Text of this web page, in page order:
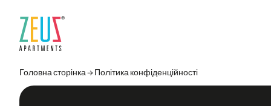
Головна сторінка→Політика конфіденційності